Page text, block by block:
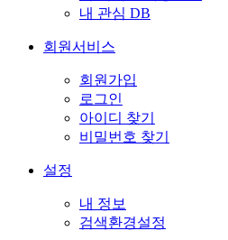
내 관심 DB
회원서비스
회원가입
로그인
아이디 찾기
비밀번호 찾기
설정
내 정보
검색환경설정